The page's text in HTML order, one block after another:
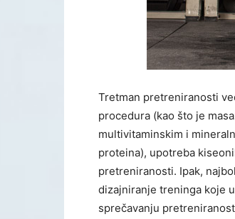
Tretman pretreniranosti
procedura (kao što je
multivitaminskim i
proteina), upotreba
pretreniranosti. Ipak,
dizajniranje treninga koje
sprečavanju